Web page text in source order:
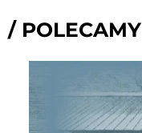
/ POLECAMY